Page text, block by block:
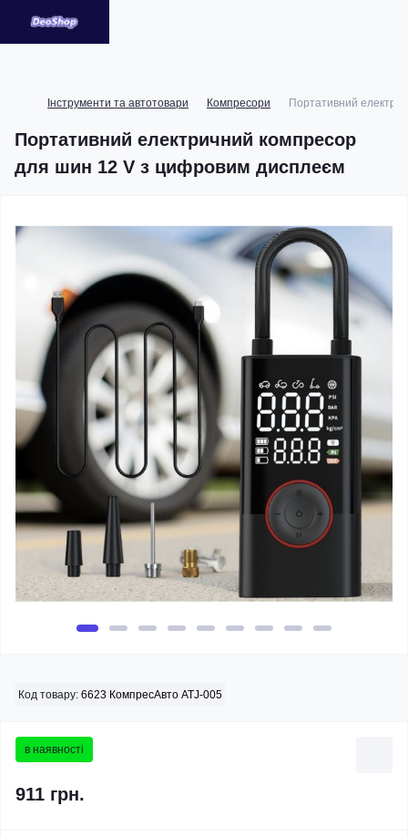
Інструменти та автотовари Компресори Портативний
Портативний електричний компресор
для шин 12 V з цифровим дисплеєм
Код товару: 6623 КомпресАвто ATJ-005
в наявності
911 грн.